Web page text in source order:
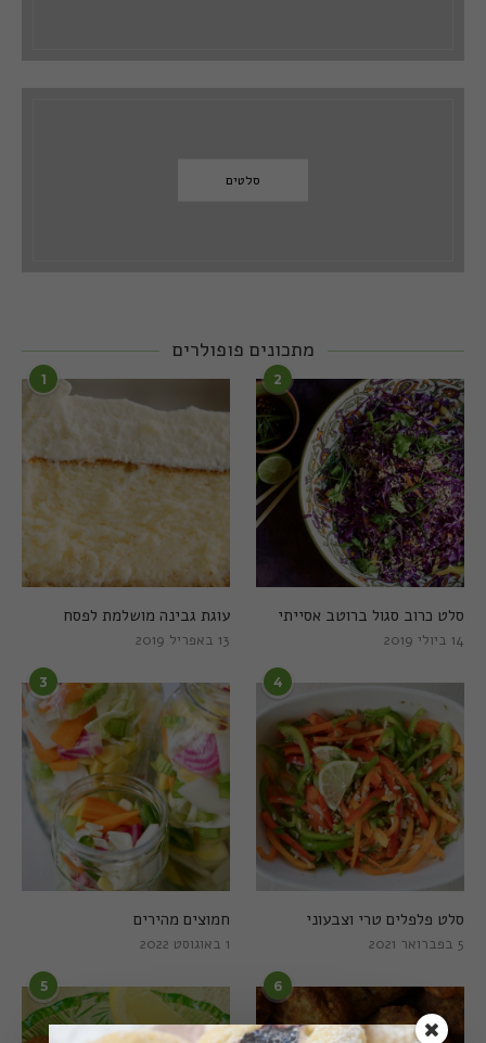
סלטים
מתכונים פופולרים
1
עוגת גבינה מושלמת לפסח
13 באפריל 2019
2
סלט כרוב סגול ברוטב אסייתי
14 ביולי 2019
3
חמוצים מהירים
1 באוגוסט 2022
4
סלט פלפלים טרי וצבעוני
5 בפברואר 2021
5 6